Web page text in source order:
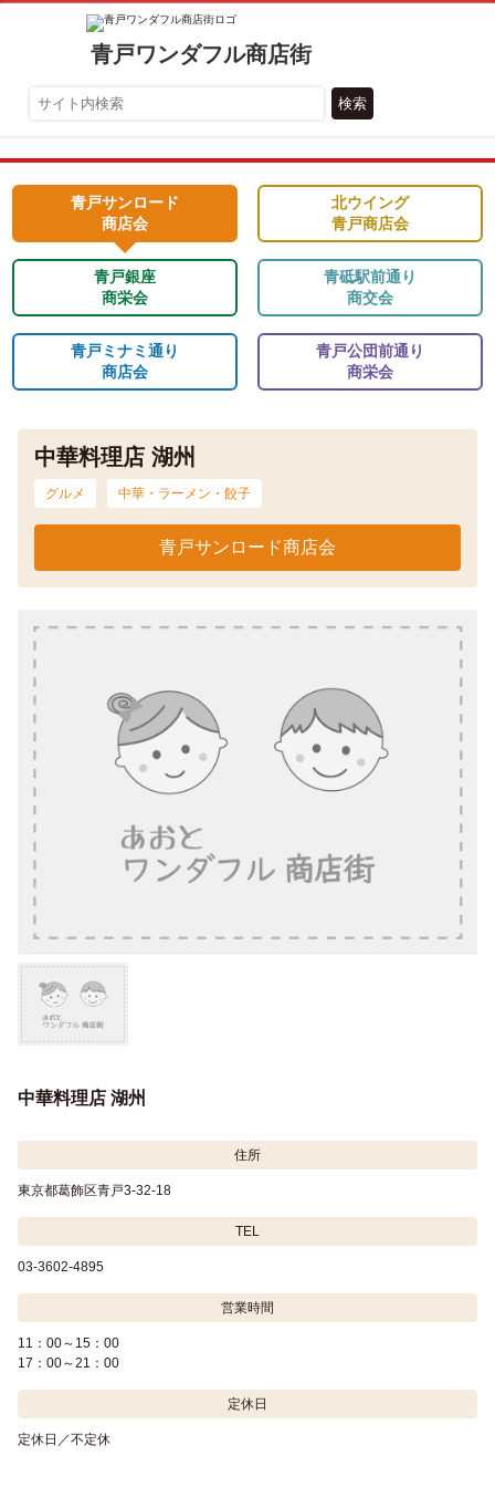
青戸ワンダフル商店街
検索
青戸サンロード
商店会
北ウイング
青戸商店会
青戸銀座
商栄会
青砥駅前通り
商交会
青戸ミナミ通り
商店会
青戸公団前通り
商栄会
中華料理店 湖州
グルメ 中華・ラーメン・餃子
青戸サンロード商店会
中華料理店 湖州
住所
東京都葛飾区青戸3-32-18
TEL
03-3602-4895
営業時間
11：00～15：00
17：00～21：00
定休日
定休日／不定休